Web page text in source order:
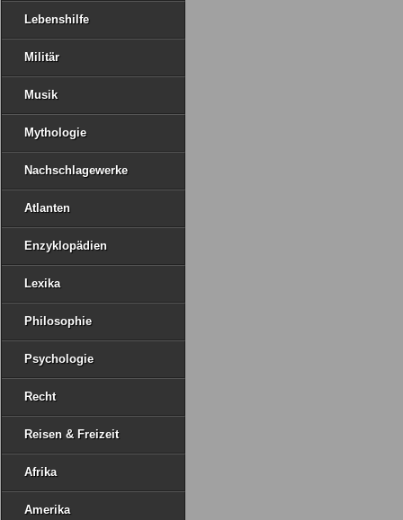
Lebenshilfe
Militär
Musik
Mythologie
Nachschlagewerke
Atlanten
Enzyklopädien
Lexika
Philosophie
Psychologie
Recht
Reisen & Freizeit
Afrika
Amerika